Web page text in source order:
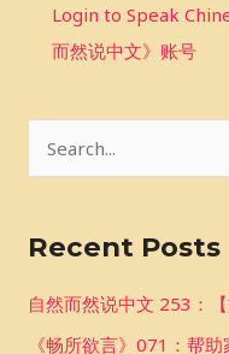
Login to Speak
而然说中文》账号
r
c
Recent Posts
自然而然说中文 253：
《畅所欲言》071：帮